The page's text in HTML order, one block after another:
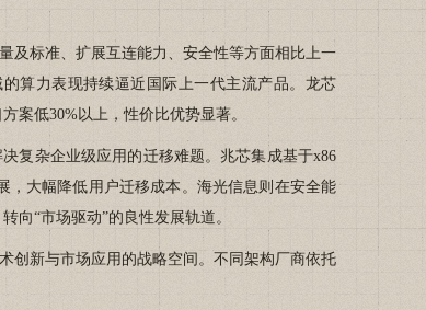
标准、扩展互连能力、安全性等方面相比上一
算力表现持续逼近国际上一代主流产品。龙芯
案低30%以上，性价比优势显著。
复杂企业级应用的迁移难题。兆芯集成基于x86
，大幅降低用户迁移成本。海光信息则在安全能
向“市场驱动”的良性发展轨道。
创新与市场应用的战略空间。不同架构厂商依托